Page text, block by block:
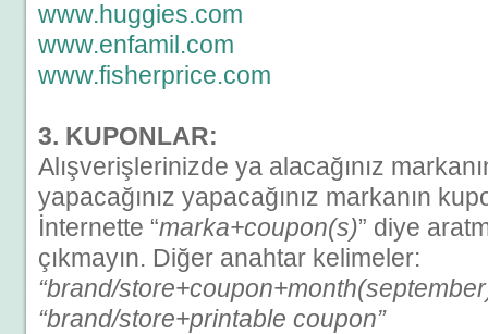
www.huggies.com
www.enfamil.com
www.fisherprice.com
3. KUPONLAR:
Alışverişlerinizde ya alacağınız
yapacağınız yapacağınız markanın
İnternette “marka+coupon(s)” diye
çıkmayın. Diğer anahtar kelimeler:
“brand/
“brand/store+printable coupon”